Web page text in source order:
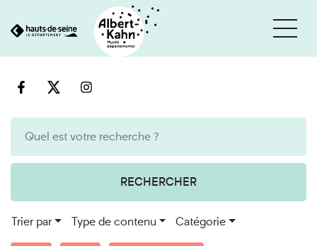
au
RECHERCHER
Trier par Type de contenu Catégorie
Cookies et traceurs utilisés sur ce site